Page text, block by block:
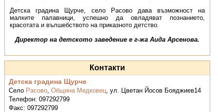
Детска градина Щурче, село Расово дава възможност на
малките палавници, успешно да овладяват познанието,
красотата и вълшебството на приказното детство.
Директор на детското заведение е г-жа Аида Арсенова.
Контакти
Детска градина Щурче
Село Расово,Община Медковец,ул. Цветан Йосов Бояджиев14
Телефон:097292799
Факс:097292799